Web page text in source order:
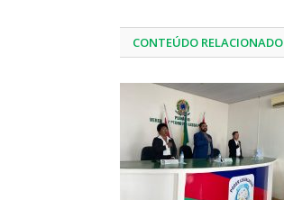
CONTEÚDO RELACIONADO